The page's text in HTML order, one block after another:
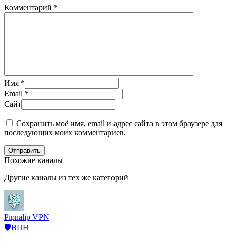
Комментарий *
Имя *
Email *
Сайт
Сохранить моё имя, email и адрес сайта в этом браузере для
последующих моих комментариев.
Отправить
Похожие каналы
Другие каналы из тех же категорий
Pipnalip VPN
🛡️ВПН